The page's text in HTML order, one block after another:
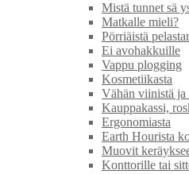
Mistä tunnet sä
Matkalle mieli?
Pörriäistä
Ei avohakkuille
Vappu plogging
Kosmetiikasta
Vähän viinistä ja
Kauppakassi,
Ergonomiasta
Earth Hourista
Muovit
Konttorille tai